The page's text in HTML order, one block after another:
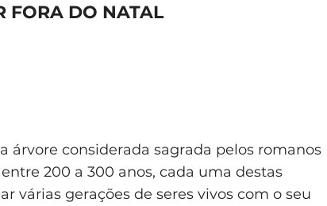
FORA DO NATAL
árvore considerada sagrada pelos romanos
200 a 300 anos, cada uma destas
várias gerações de seres vivos com o seu